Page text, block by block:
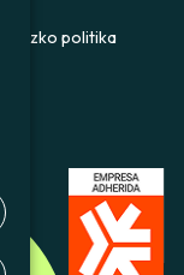
politika